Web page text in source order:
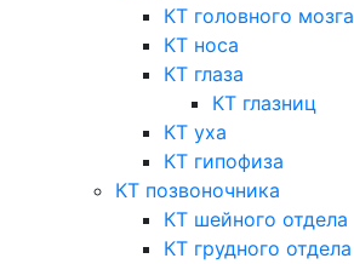
КТ головного мозга
КТ носа
КТ глаза
КТ глазниц
КТ уха
КТ гипофиза
КТ позвоночника
КТ шейного отдела
КТ грудного отдела